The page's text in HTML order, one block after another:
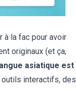
à la fac pour avoir
originaux (et ça,
asiatique est
outils interactifs, des